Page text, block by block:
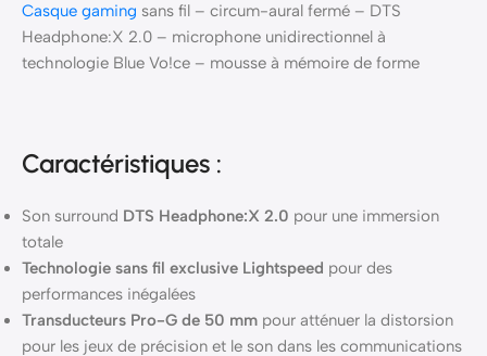
Casque gaming sans fil – circum-aural fermé – DTS
Headphone:X 2.0 – microphone unidirectionnel à
technologie Blue Vo!ce – mousse à mémoire de forme
Caractéristiques :
Son surround DTS Headphone:X 2.0 pour une immersion
totale
Technologie sans fil exclusive Lightspeed pour des
performances inégalées
Transducteurs Pro-G de 50 mm pour atténuer la distorsion
pour les jeux de précision et le son dans les communications